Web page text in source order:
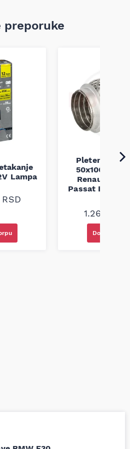
preporuke
Lampa
RSD
Pletenica
50x100 Audi
Renault
Passat B5
1.260,00
Dodaj u